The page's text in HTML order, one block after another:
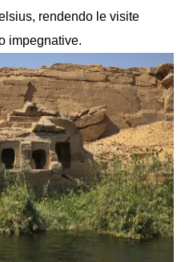
rendendo le visite
impegnative.